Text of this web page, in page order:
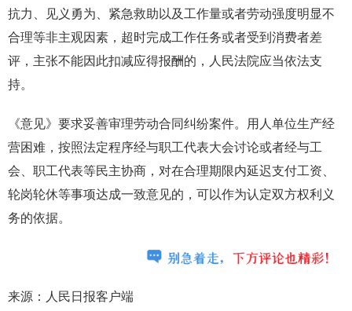
抗力、见义勇为、紧急救助以及工作量或者劳动强度明显不
合理等非主观因素，超时完成工作任务或者受到消费者差
评，主张不能因此扣减应得报酬的，人民法院应当依法支
持。
《意见》要求妥善审理劳动合同纠纷案件。用人单位生产经
营困难，按照法定程序经与职工代表大会讨论或者经与工
会、职工代表等民主协商，对在合理期限内延迟支付工资、
轮岗轮休等事项达成一致意见的，可以作为认定双方权利义
务的依据。
来源：人民日报客户端